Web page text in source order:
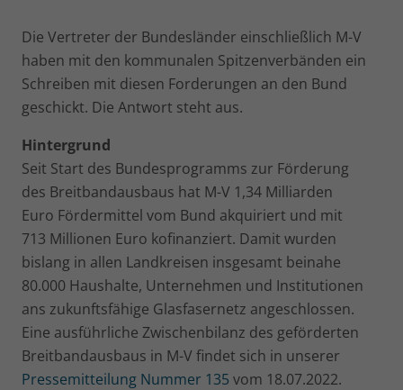
Die Vertreter der Bundesländer einschließlich M-V
haben mit den kommunalen Spitzenverbänden ein
Schreiben mit diesen Forderungen an den Bund
geschickt. Die Antwort steht aus.
Hintergrund
Seit Start des Bundesprogramms zur Förderung
des Breitbandausbaus hat M-V 1,34 Milliarden
Euro Fördermittel vom Bund akquiriert und mit
713 Millionen Euro kofinanziert. Damit wurden
bislang in allen Landkreisen insgesamt beinahe
80.000 Haushalte, Unternehmen und Institutionen
ans zukunftsfähige Glasfasernetz angeschlossen.
Eine ausführliche Zwischenbilanz des geförderten
Breitbandausbaus in M-V findet sich in unserer
Pressemitteilung Nummer 135 vom 18.07.2022.